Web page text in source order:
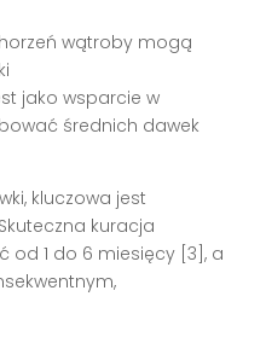
wątroby mogą
jako wsparcie w
średnich dawek
kluczowa jest
kuracja
od 1 do 6 miesięcy [3], a